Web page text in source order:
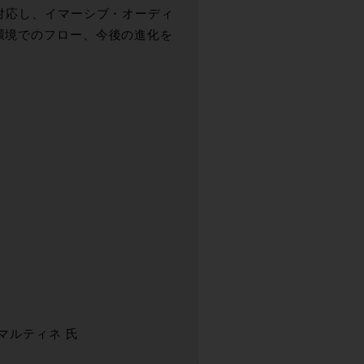
し、イマーシブ・オーディ
でのフロー、今後の進化を
ルティネ 氏